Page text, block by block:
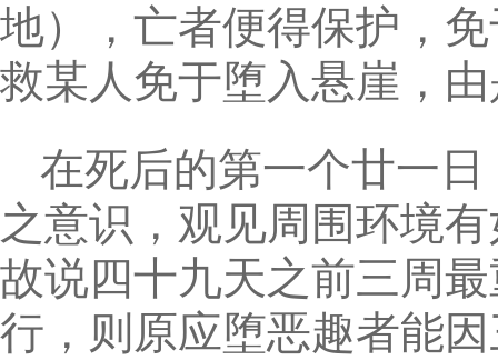
地），亡者便得保护，
救某人免于堕入悬崖，
在死后的第一个廿一
之意识，观见周围环境
故说四十九天之前三周
行，则原应堕恶趣者能